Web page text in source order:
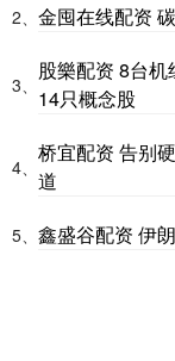
2、 金囤在线配资
3、
股樂配资 8台机
14只概念股
4、
桥宜配资 告别
道
5、 鑫盛谷配资 伊